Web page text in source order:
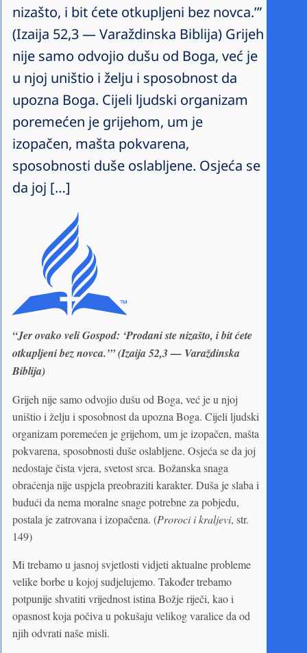
nizašto, i bit ćete otkupljeni bez novca.’”
(Izaija 52,3 — Varaždinska Biblija) Grijeh
nije samo odvojio dušu od Boga, već je
u njoj uništio i želju i sposobnost da
upozna Boga. Cijeli ljudski organizam
poremećen je grijehom, um je
izopačen, mašta pokvarena,
sposobnosti duše oslabljene. Osjeća se
da joj […]
“Jer ovako veli Gospod: ‘Prodani ste nizašto, i bit ćete
otkupljeni bez novca.’” (Izaija 52,3 — Varaždinska
Biblija)
Grijeh nije samo odvojio dušu od Boga, već je u njoj
uništio i želju i sposobnost da upozna Boga. Cijeli ljudski
organizam poremećen je grijehom, um je izopačen, mašta
pokvarena, sposobnosti duše oslabljene. Osjeća se da joj
nedostaje čista vjera, svetost srca. Božanska snaga
obraćenja nije uspjela preobraziti karakter. Duša je slaba i
budući da nema moralne snage potrebne za pobjedu,
postala je zatrovana i izopačena. (Proroci i kraljevi, str.
149)
Mi trebamo u jasnoj svjetlosti vidjeti aktualne probleme
velike borbe u kojoj sudjelujemo. Također trebamo
potpunije shvatiti vrijednost istina Božje riječi, kao i
opasnost koja počiva u pokušaju velikog varalice da od
njih odvrati naše misli.